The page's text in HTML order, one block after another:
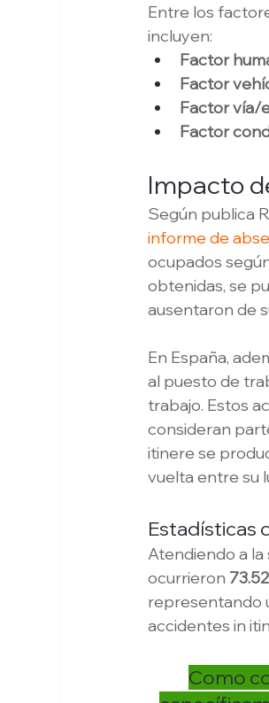
Entre los
incluyen:
Factor
Factor
Factor vía/
Factor
Impacto
Según publica
informe de
ocupados
obtenidas, se
ausentaron de
En España,
al puesto de
trabajo. Estos
consideran
itinere se
vuelta entre su
Estadísticas
Atendiendo a
ocurrieron
representando
accidentes in
Como